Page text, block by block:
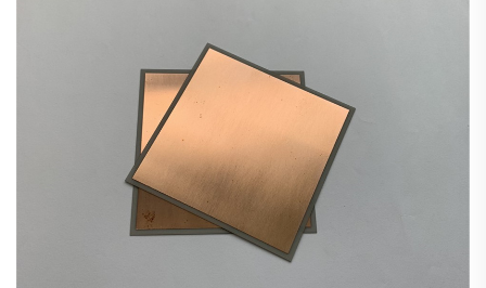
- **내구성**: 소성된 세라믹 구조는 기계적 강도와 환경
저항성을 제공합니다.
저희 주요 저항체:
원적외선 미세결정 세라믹 유리 히팅 플레이트
원적외선 유리세라믹 히팅 플레이트는 유리세라믹 판
의 외부 표면에 인쇄, 고온 소결 등의 공정을 통해 비금